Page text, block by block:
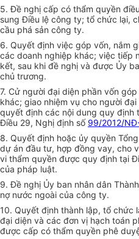
5. Đề nghị cấp có thẩm quyền
sung Điều lệ công ty; tổ chức lại,
cầu phá sản công ty.
6. Quyết định việc góp vốn, nắm
các doanh nghiệp khác; việc tiếp
kết, sau khi đề nghị và được Ủy
chủ trương.
7. Cử người đại diện phần vốn
khác; giao nhiệm vụ cho người
quyết định các nội dung quy định
Điều 29, Nghị định số 99/2012/
8. Quyết định hoặc ủy quyền
dự án đầu tư, hợp đồng vay, cho
vi thẩm quyền được quy định tại
của pháp luật.
9. Đề nghị Ủy ban nhân dân
nợ nước ngoài của công ty.
10. Quyết định thành lập, tổ chức
đại diện và các đơn vị hạch toán
được cấp có thẩm quyền phê